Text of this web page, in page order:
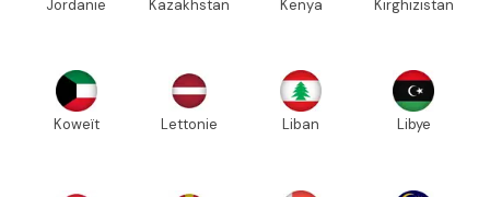
Jordanie Kazakhstan Kenya Kirghizistan
Koweït Lettonie Liban Libye